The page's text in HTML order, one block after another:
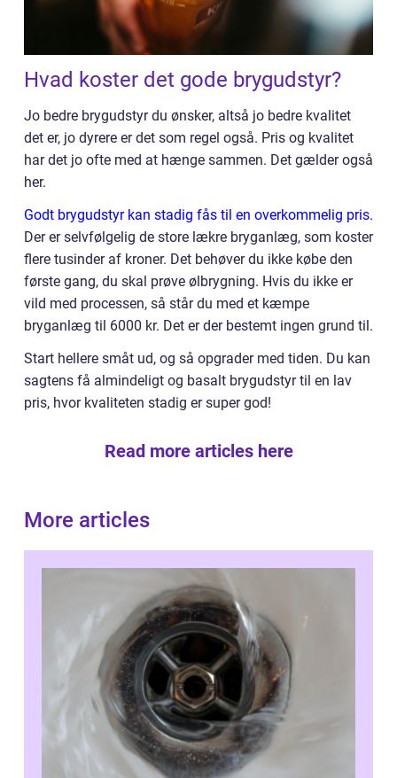
Hvad koster det gode brygudstyr?
Jo bedre brygudstyr du ønsker, altså jo bedre kvalitet
det er, jo dyrere er det som regel også. Pris og kvalitet
har det jo ofte med at hænge sammen. Det gælder også
her.
Godt brygudstyr kan stadig fås til en overkommelig pris.
Der er selvfølgelig de store lækre bryganlæg, som koster
flere tusinder af kroner. Det behøver du ikke købe den
første gang, du skal prøve ølbrygning. Hvis du ikke er
vild med processen, så står du med et kæmpe
bryganlæg til 6000 kr. Det er der bestemt ingen grund til.
Start hellere småt ud, og så opgrader med tiden. Du kan
sagtens få almindeligt og basalt brygudstyr til en lav
pris, hvor kvaliteten stadig er super god!
Read more articles here
More articles